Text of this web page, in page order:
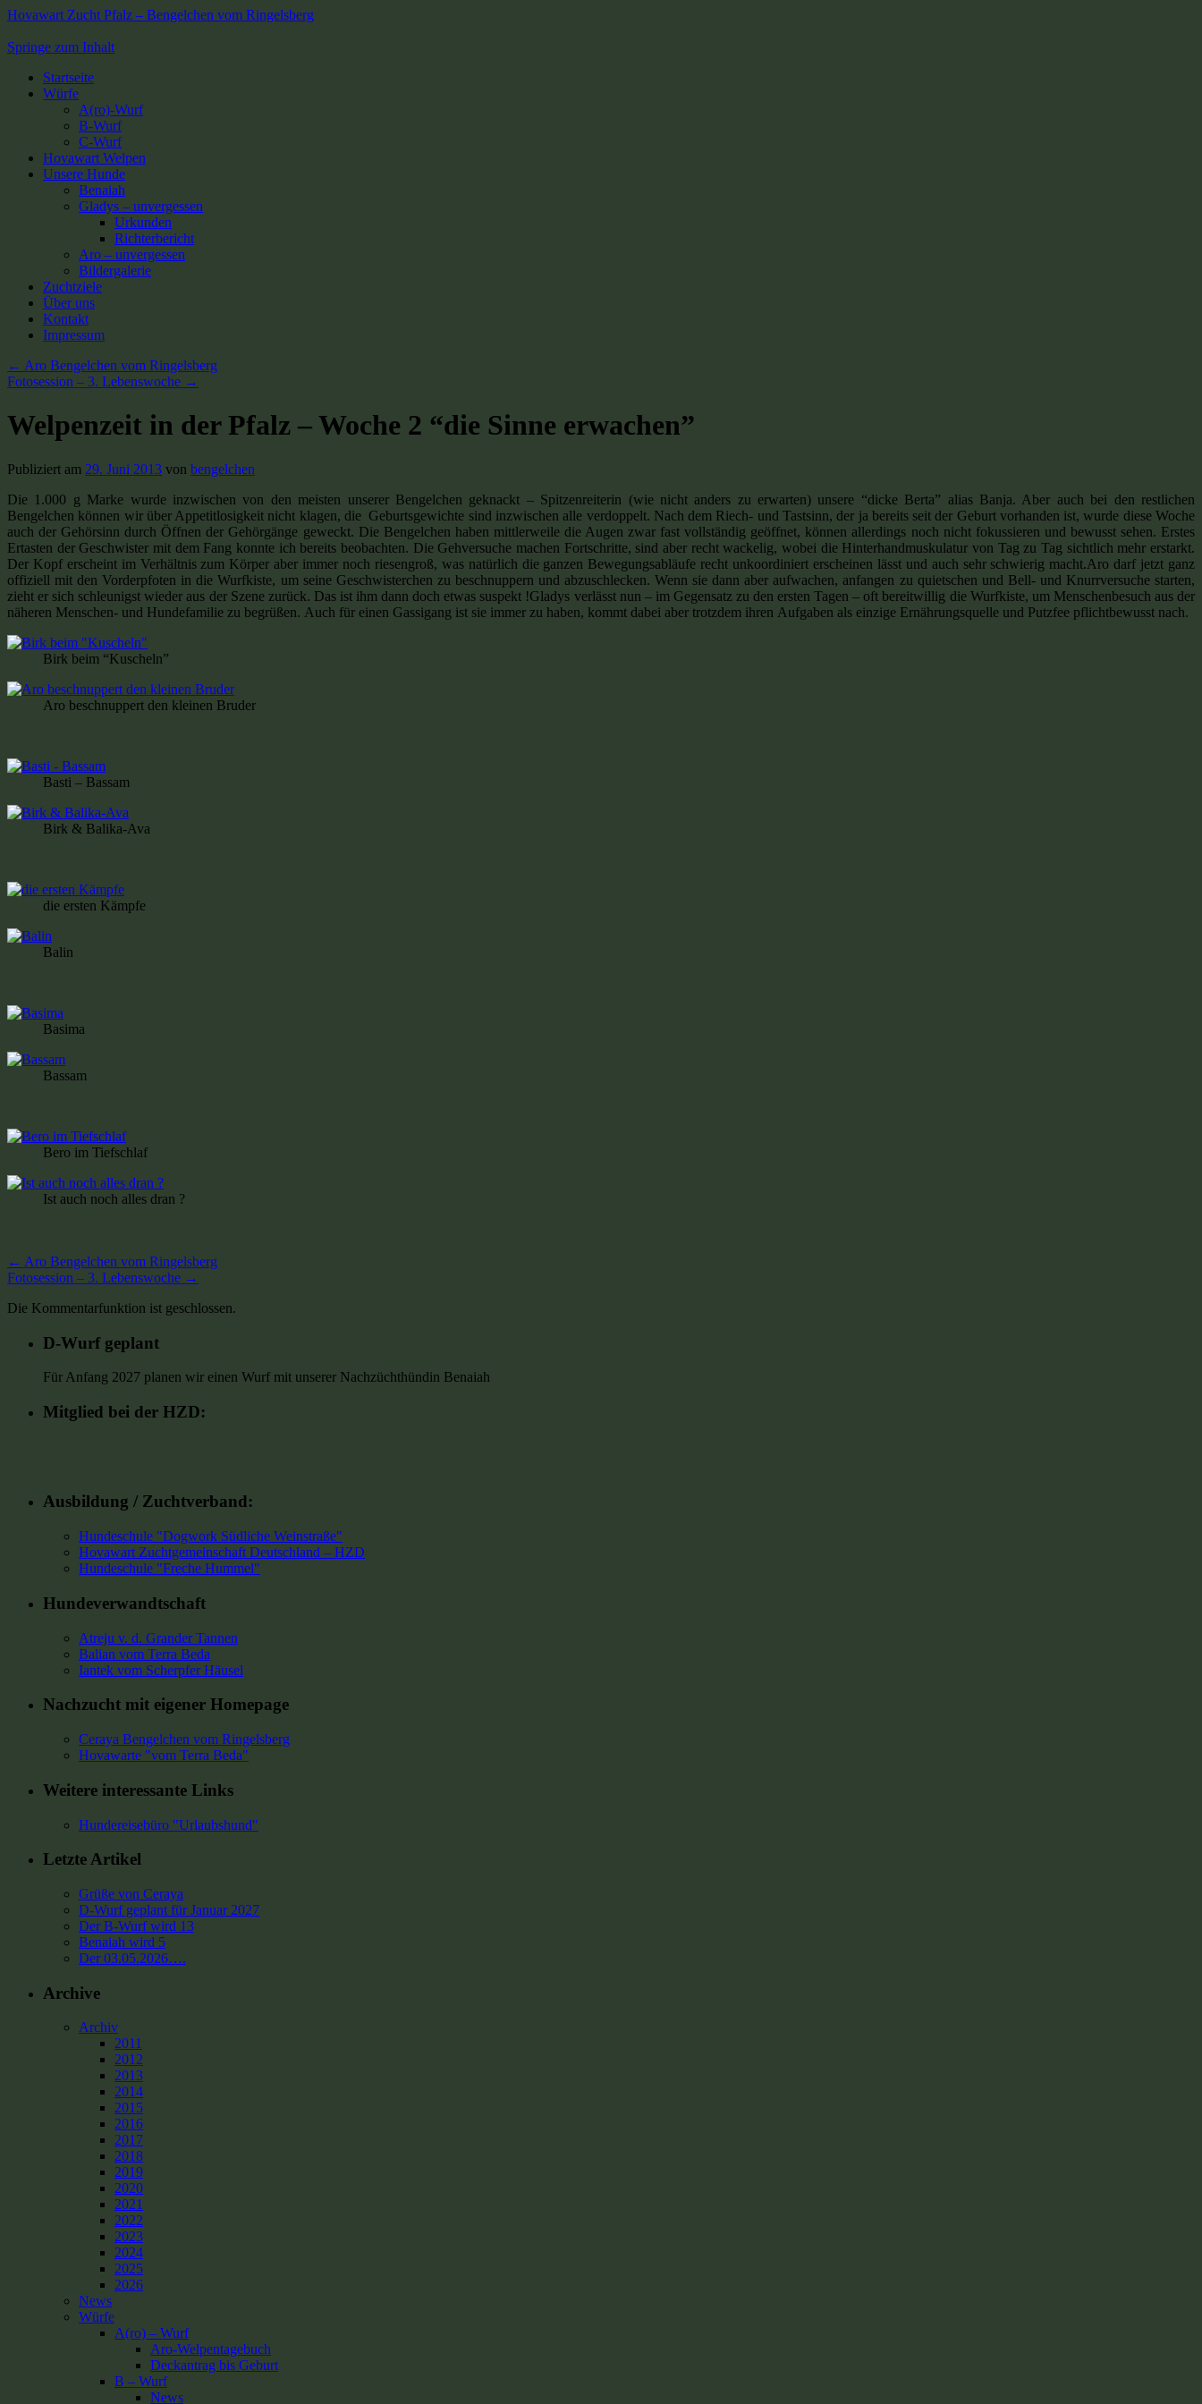
Hovawart Zucht Pfalz – Bengelchen vom Ringelsberg
Springe zum Inhalt
Startseite
Würfe
A(ro)-Wurf
B-Wurf
C-Wurf
Hovawart Welpen
Unsere Hunde
Benaiah
Gladys – unvergessen
Urkunden
Richterbericht
Aro – unvergessen
Bildergalerie
Zuchtziele
Über uns
Kontakt
Impressum
← Aro Bengelchen vom Ringelsberg
Fotosession – 3. Lebenswoche →
Welpenzeit in der Pfalz – Woche 2 “die Sinne erwachen”
Publiziert am 29. Juni 2013 von bengelchen
Die 1.000 g Marke wurde inzwischen von den meisten unserer Bengelchen geknackt – Spitzenreiterin (wie nicht anders zu erwarten) unsere “dicke Berta” alias Banja. Aber auch bei den restlichen
Bengelchen können wir über Appetitlosigkeit nicht klagen, die Geburtsgewichte sind inzwischen alle verdoppelt. Nach dem Riech- und Tastsinn, der ja bereits seit der Geburt vorhanden ist, wurde diese Woche
auch der Gehörsinn durch Öffnen der Gehörgänge geweckt. Die Bengelchen haben mittlerweile die Augen zwar fast vollständig geöffnet, können allerdings noch nicht fokussieren und bewusst sehen. Erstes
Ertasten der Geschwister mit dem Fang konnte ich bereits beobachten. Die Gehversuche machen Fortschritte, sind aber recht wackelig, wobei die Hinterhandmuskulatur von Tag zu Tag sichtlich mehr erstarkt.
Der Kopf erscheint im Verhältnis zum Körper aber immer noch riesengroß, was natürlich die ganzen Bewegungsabläufe recht unkoordiniert erscheinen lässt und auch sehr schwierig macht.Aro darf jetzt ganz
offiziell mit den Vorderpfoten in die Wurfkiste, um seine Geschwisterchen zu beschnuppern und abzuschlecken. Wenn sie dann aber aufwachen, anfangen zu quietschen und Bell- und Knurrversuche starten,
zieht er sich schleunigst wieder aus der Szene zurück. Das ist ihm dann doch etwas suspekt !Gladys verlässt nun – im Gegensatz zu den ersten Tagen – oft bereitwillig die Wurfkiste, um Menschenbesuch aus der
näheren Menschen- und Hundefamilie zu begrüßen. Auch für einen Gassigang ist sie immer zu haben, kommt dabei aber trotzdem ihren Aufgaben als einzige Ernährungsquelle und Putzfee pflichtbewusst nach.
Birk beim “Kuscheln”
Aro beschnuppert den kleinen Bruder
Basti – Bassam
Birk & Balika-Ava
die ersten Kämpfe
Balin
Basima
Bassam
Bero im Tiefschlaf
Ist auch noch alles dran ?
← Aro Bengelchen vom Ringelsberg
Fotosession – 3. Lebenswoche →
Die Kommentarfunktion ist geschlossen.
D-Wurf geplant
Für Anfang 2027 planen wir einen Wurf mit unserer Nachzüchthündin Benaiah
Mitglied bei der HZD:
Ausbildung / Zuchtverband:
Hundeschule "Dogwork Südliche Weinstraße"
Hovawart Zuchtgemeinschaft Deutschland – HZD
Hundeschule "Freche Hummel"
Hundeverwandtschaft
Atreju v. d. Grander Tannen
Balian vom Terra Beda
Iantek vom Scherpfer Häusel
Nachzucht mit eigener Homepage
Ceraya Bengelchen vom Ringelsberg
Hovawarte "vom Terra Beda"
Weitere interessante Links
Hundereisebüro "Urlaubshund"
Letzte Artikel
Grüße von Ceraya
D-Wurf geplant für Januar 2027
Der B-Wurf wird 13
Benaiah wird 5
Der 03.05.2026….
Archive
Archiv
2011
2012
2013
2014
2015
2016
2017
2018
2019
2020
2021
2022
2023
2024
2025
2026
News
Würfe
A(ro) – Wurf
Aro-Welpentagebuch
Deckantrag bis Geburt
B – Wurf
News